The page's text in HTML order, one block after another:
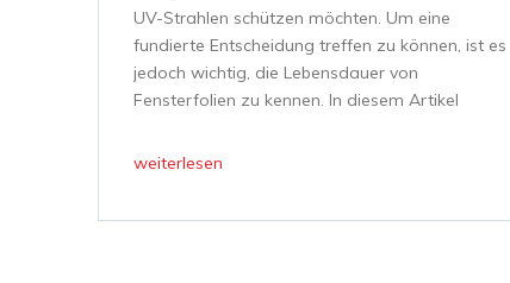
UV-Strahlen schützen möchten. Um eine
fundierte Entscheidung treffen zu können, ist es
jedoch wichtig, die Lebensdauer von
Fensterfolien zu kennen. In diesem Artikel
Leben beeinflussen können
weiterlesen